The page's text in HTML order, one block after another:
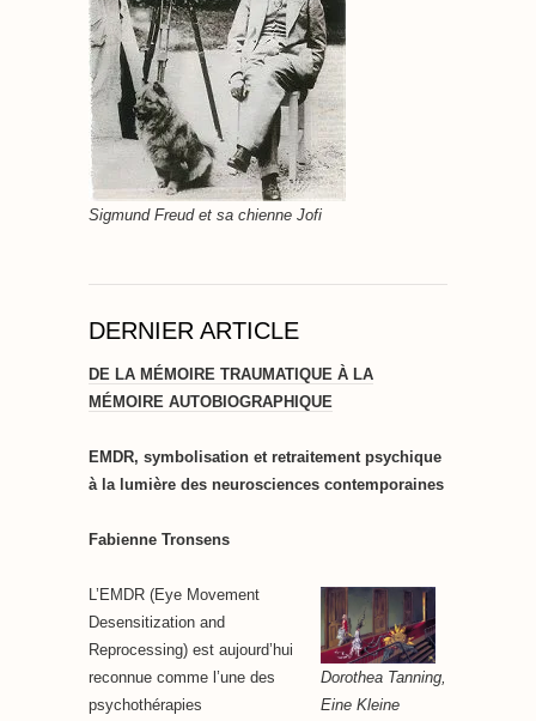
Sigmund Freud et sa chienne Jofi
DERNIER ARTICLE
DE LA MÉMOIRE TRAUMATIQUE À LA
MÉMOIRE AUTOBIOGRAPHIQUE
EMDR, symbolisation et retraitement psychique
à la lumière des neurosciences contemporaines
Fabienne Tronsens
Dorothea Tanning,
Eine Kleine
L’EMDR (Eye Movement
Desensitization and
Reprocessing) est aujourd’hui
reconnue comme l’une des
psychothérapies